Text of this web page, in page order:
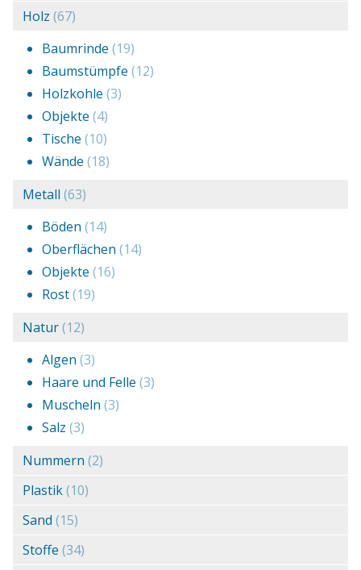
Holz (67)
Baumrinde (19)
Baumstümpfe (12)
Holzkohle (3)
Objekte (4)
Tische (10)
Wände (18)
Metall (63)
Böden (14)
Oberflächen (14)
Objekte (16)
Rost(19)
Natur(12)
Algen (3)
Haare und Felle (3)
Muscheln (3)
Salz (3)
Nummern (2)
Plastik(10)
Sand (15)
Stoffe (34)